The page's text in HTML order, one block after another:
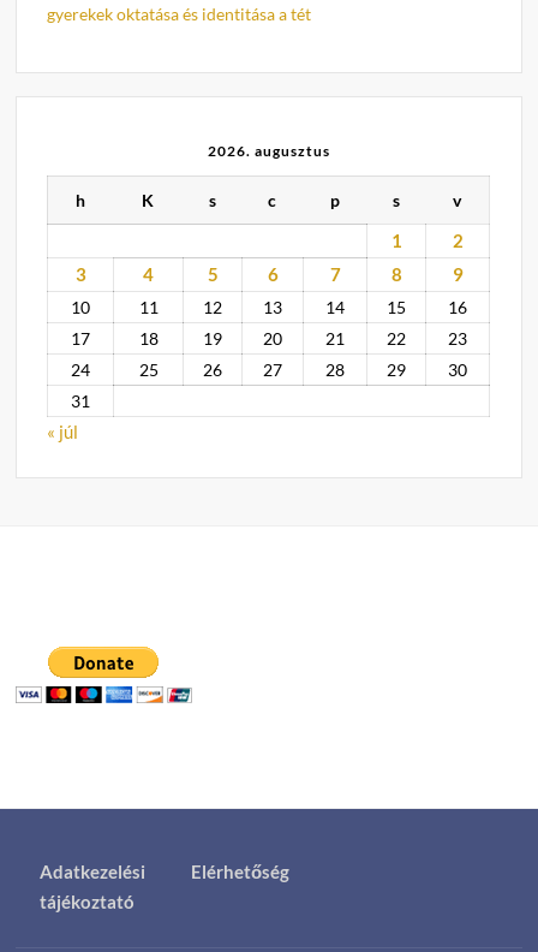
gyerekek oktatása és identitása a tét
2026. augusztus
h K s c p s v
1
2
3
4 5 6 7 8 9
10 11 12 13 14 15
16
17
18 19 20 21 22
23
24
25 26 27 28 29
30
31
« júl
Adatkezelési
tájékoztató
Elérhetőség